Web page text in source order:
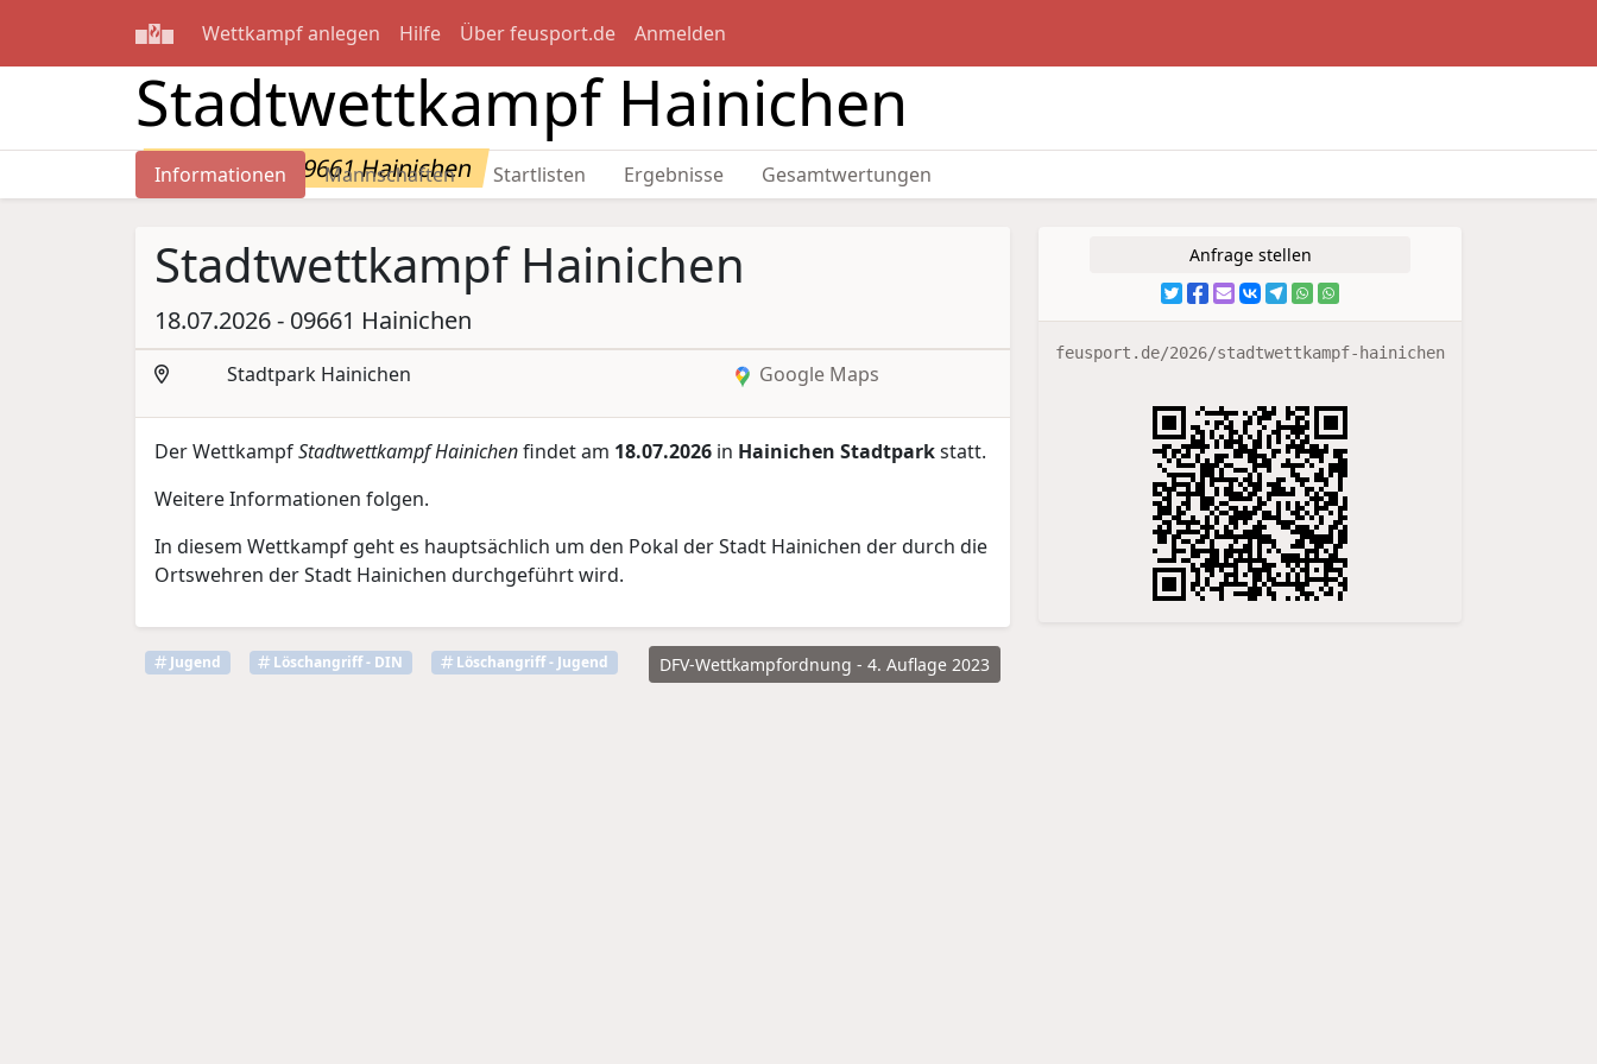
Wettkampf anlegen Hilfe Über feusport.de Anmelden
Stadtwettkampf Hainichen
18.07.2026 - 09661 Hainichen
Informationen Mannschaften Startlisten Ergebnisse Gesamtwertungen
Stadtwettkampf Hainichen
18.07.2026 - 09661 Hainichen
Stadtpark Hainichen Google Maps
Der WettkampfStadtwettkampf Hainichenfindet am 18.07.2026 in Hainichen Stadtparkstatt.
Weitere Informationen folgen.
In diesem Wettkampf geht es hauptsächlich um den Pokal der Stadt Hainichen der durch die
Ortswehren der Stadt Hainichen durchgeführt wird.
Jugend Löschangriff - DIN Löschangriff - Jugend DFV-Wettkampfordnung - 4. Auflage 2023
Anfrage stellen
feusport.de/2026/stadtwettkampf-hainichen